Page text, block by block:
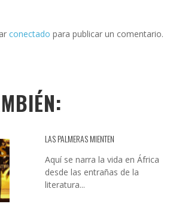
conectado para publicar un comentario.
LAS PALMERAS MIENTEN
Aquí se narra la vida en África
desde las entrañas de la
literatura...